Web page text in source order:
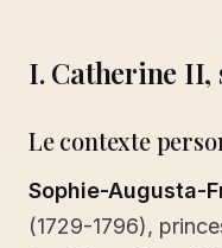
I. Catherine II,
Le contexte
Sophie-Augusta-
(1729-1796),